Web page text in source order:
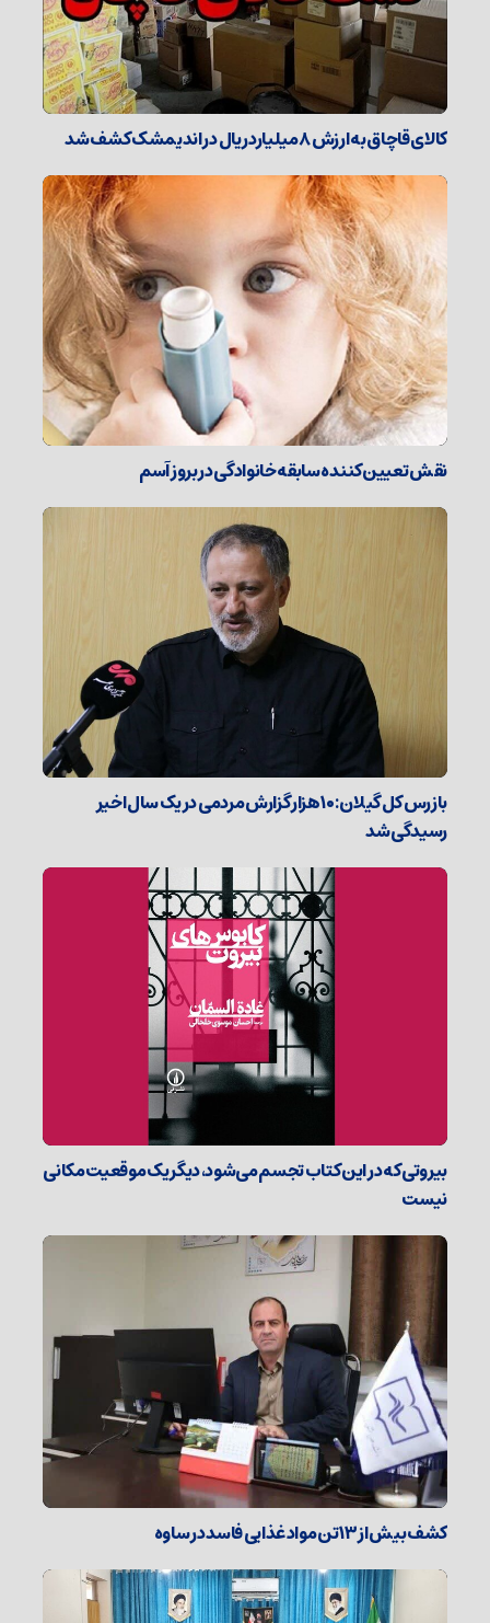
کالای قاچاق به ارزش ۸ میلیارد ریال در اندیمشک کشف شد
نقش تعیین‌کننده سابقه خانوادگی در بروز آسم
بازرس کل گیلان: ۱۰ هزار گزارش مردمی در یک سال اخیر
رسیدگی شد
بیروتی که در این کتاب تجسم می‌شود، دیگر یک موقعیت مکانی
نیست
کشف بیش از ۱۳ تن مواد غذایی فاسد در ساوه